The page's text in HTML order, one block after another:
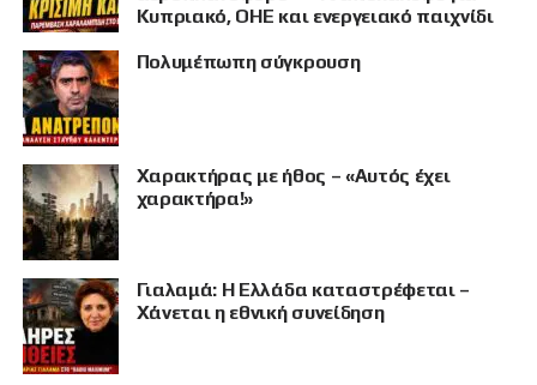
Κυπριακό, ΟΗΕ και ενεργειακό παιχνίδι
Πολυμέπωπη σύγκρουση
Χαρακτήρας με ήθος – «Αυτός έχει
χαρακτήρα!»
Γιαλαμά: Η Ελλάδα καταστρέφεται –
Χάνεται η εθνική συνείδηση